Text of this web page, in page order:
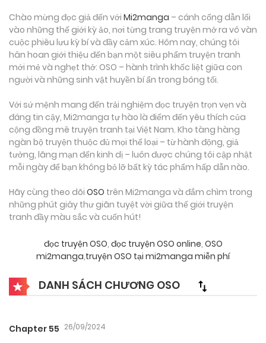
Chào mừng đọc giả đến với Mi2manga – cánh cổng dẫn lối
vào những thế giới kỳ ảo, nơi từng trang truyện mở ra vô vàn
cuộc phiêu lưu kỳ bí và đầy cảm xúc. Hôm nay, chúng tôi
hân hoan giới thiệu đến bạn một siêu phẩm truyện tranh
mới mẻ và nghẹt thở: OSO – hành trình khốc liệt giữa con
người và những sinh vật huyền bí ẩn trong bóng tối.
Với sứ mệnh mang đến trải nghiệm đọc truyện trọn vẹn và
đáng tin cậy, Mi2manga tự hào là điểm đến yêu thích của
cộng đồng mê truyện tranh tại Việt Nam. Kho tàng hàng
ngàn bộ truyện thuộc đủ mọi thể loại – từ hành động, giả
tưởng, lãng mạn đến kinh dị – luôn được chúng tôi cập nhật
mỗi ngày để bạn không bỏ lỡ bất kỳ tác phẩm hấp dẫn nào.
Hãy cùng theo dõi OSO trên Mi2manga và đắm chìm trong
những phút giây thư giãn tuyệt vời giữa thế giới truyện
tranh đầy màu sắc và cuốn hút!
đọc truyện OSO, đọc truyện OSO online, OSO
mi2manga,truyện OSO tại mi2manga miễn phí
DANH SÁCH CHƯƠNG OSO
Chapter 55 26/09/2024